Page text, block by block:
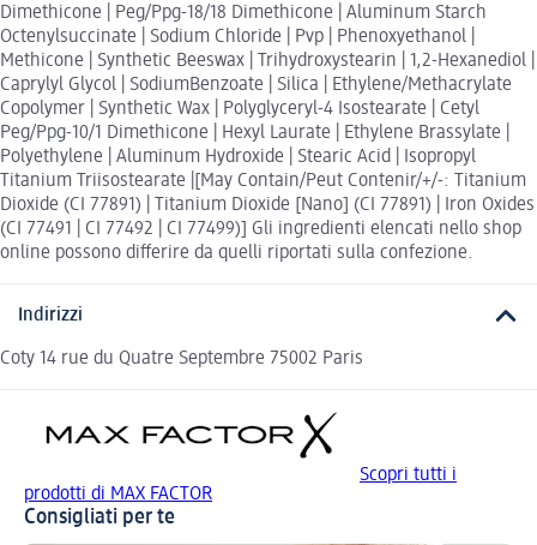
Dimethicone | Peg/Ppg-18/18 Dimethicone | Aluminum Starch
Octenylsuccinate | Sodium Chloride | Pvp | Phenoxyethanol |
Methicone | Synthetic Beeswax | Trihydroxystearin | 1,2-Hexanediol |
Caprylyl Glycol | SodiumBenzoate | Silica | Ethylene/Methacrylate
Copolymer | Synthetic Wax | Polyglyceryl-4 Isostearate | Cetyl
Peg/Ppg-10/1 Dimethicone | Hexyl Laurate | Ethylene Brassylate |
Polyethylene | Aluminum Hydroxide | Stearic Acid | Isopropyl
Titanium Triisostearate |[May Contain/Peut Contenir/+/-: Titanium
Dioxide (CI 77891) | Titanium Dioxide [Nano] (CI 77891) | Iron Oxides
(CI 77491 | CI 77492 | CI 77499)] Gli ingredienti elencati nello shop
online possono differire da quelli riportati sulla confezione.
Indirizzi
Coty 14 rue du Quatre Septembre 75002 Paris
Scopri tutti i
prodotti di MAX FACTOR
Consigliati per te